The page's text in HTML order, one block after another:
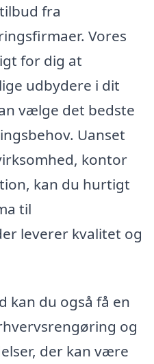
fra
Vores
for dig at
udbydere i dit
vælge det bedste
Uanset
kontor
kan du hurtigt
til
leverer kvalitet og
kan du også få en
og
der kan være